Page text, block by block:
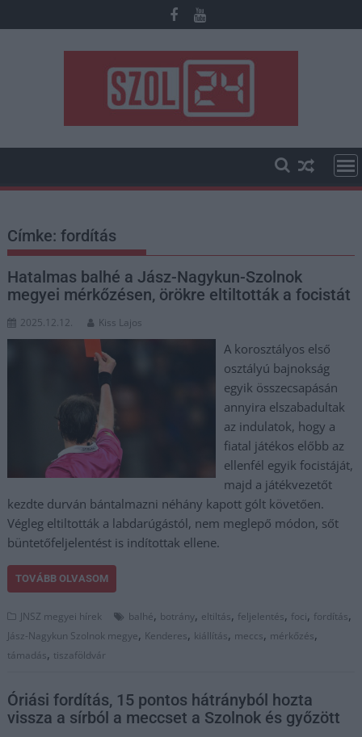
to
Címke:fordítás
Hatalmas balhé a Jász-Nagykun-Szolnok
megyei mérkőzésen, örökre eltiltották a focistát
2025.12.12. Kiss Lajos
A korosztályos első
osztályú bajnokság
egyik összecsapásán
annyira elszabadultak
az indulatok, hogy a
fiatal játékos előbb az
ellenfél egyik focistáját,
majd a játékvezetőt
kezdte durván bántalmazni néhány kapott gólt követően.
Végleg eltiltották a labdarúgástól, nem meglepő módon, sőt
büntetőfeljelentést is indítottak ellene.
TOVÁBB OLVASOM
JNSZ megyei hírek balhé, botrány, eltiltás, feljelentés, foci, fordítás,
Jász-Nagykun Szolnok megye, Kenderes, kiállítás, meccs, mérkőzés,
támadás, tiszaföldvár
Óriási fordítás, 15 pontos hátrányból hozta
vissza a sírból a meccset a Szolnok és győzött